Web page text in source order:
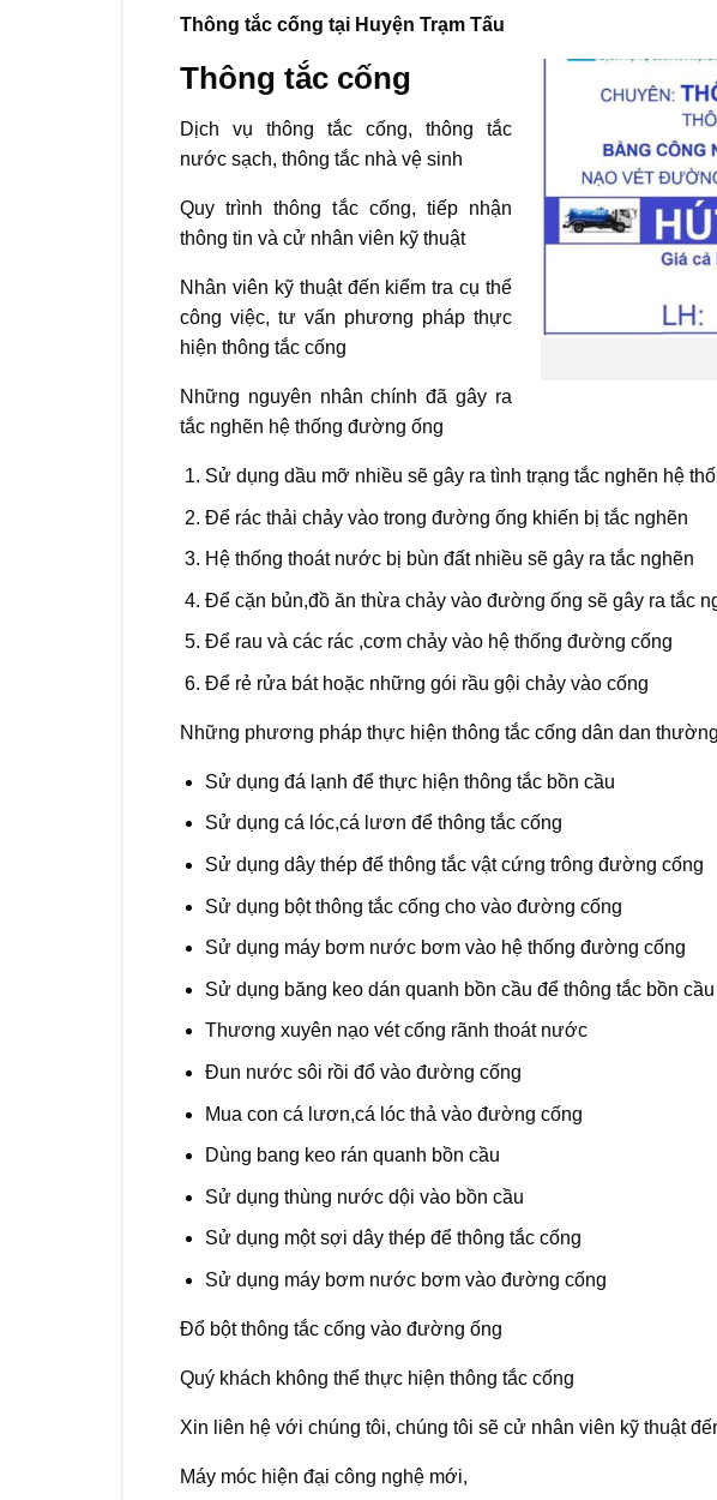
Thông tắc cống tại Huyện Trạm Tấu
Thông tắc cống
Dịch vụ thông tắc cống, thông tắc
nước sạch, thông tắc nhà vệ sinh
Quy trình thông tắc cống, tiếp nhận
thông tin và cử nhân viên kỹ thuật
Nhân viên kỹ thuật đến kiểm tra cụ thể
công việc, tư vấn phương pháp thực
hiện thông tắc cống
Những nguyên nhân chính đã gây ra
tắc nghẽn hệ thống đường ống
Sử dụng dầu mỡ nhiều sẽ gây ra tình trạng tắc nghẽn hệ
Để rác thải chảy vào trong đường ống khiến bị tắc nghẽn
Hệ thống thoát nước bị bùn đất nhiều sẽ gây ra tắc nghẽn
Để cặn bủn,đồ ăn thừa chảy vào đường ống sẽ gây ra tắc
Để rau và các rác ,cơm chảy vào hệ thống đường cống
Để rẻ rửa bát hoặc những gói rầu gội chảy vào cống
Những phương pháp thực hiện thông tắc cống dân dan
Sử dụng đá lạnh để thực hiện thông tắc bồn cầu
Sử dụng cá lóc,cá lươn để thông tắc cống
Sử dụng dây thép để thông tắc vật cứng trông đường cống
Sử dụng bột thông tắc cống cho vào đường cống
Sử dụng máy bơm nước bơm vào hệ thống đường cống
Sử dụng băng keo dán quanh bồn cầu để thông tắc bồn cầu
Thương xuyên nạo vét cống rãnh thoát nước
Đun nước sôi rồi đổ vào đường cống
Mua con cá lươn,cá lóc thả vào đường cống
Dùng bang keo rán quanh bồn cầu
Sử dụng thùng nước dội vào bồn cầu
Sử dụng một sợi dây thép để thông tắc cống
Sử dụng máy bơm nước bơm vào đường cống
Đổ bột thông tắc cống vào đường ống
Quý khách không thể thực hiện thông tắc cống
Xin liên hệ với chúng tôi, chúng tôi sẽ cử nhân viên kỹ thuật
Máy móc hiện đại công nghệ mới,